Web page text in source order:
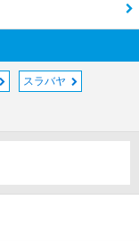
スラバヤ